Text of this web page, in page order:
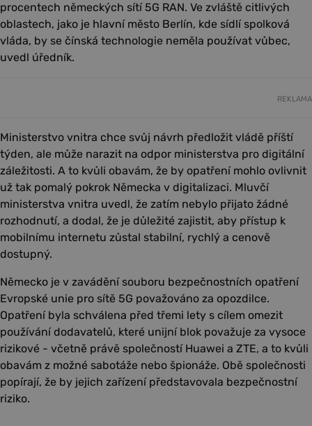
procentech německých sítí 5G RAN. Ve zvláště citlivých
oblastech, jako je hlavní město Berlín, kde sídlí spolková
vláda, by se čínská technologie neměla používat vůbec,
uvedl úředník.
REKLAMA
Ministerstvo vnitra chce svůj návrh předložit vládě příští
týden, ale může narazit na odpor ministerstva pro digitální
záležitosti. A to kvůli obavám, že by opatření mohlo ovlivnit
už tak pomalý pokrok Německa v digitalizaci. Mluvčí
ministerstva vnitra uvedl, že zatím nebylo přijato žádné
rozhodnutí, a dodal, že je důležité zajistit, aby přístup k
mobilnímu internetu zůstal stabilní, rychlý a cenově
dostupný.
Německo je v zavádění souboru bezpečnostních opatření
Evropské unie pro sítě 5G považováno za opozdilce.
Opatření byla schválena před třemi lety s cílem omezit
používání dodavatelů, které unijní blok považuje za vysoce
rizikové - včetně právě společností Huawei a ZTE, a to kvůli
obavám z možné sabotáže nebo špionáže. Obě společnosti
popírají, že by jejich zařízení představovala bezpečnostní
riziko.